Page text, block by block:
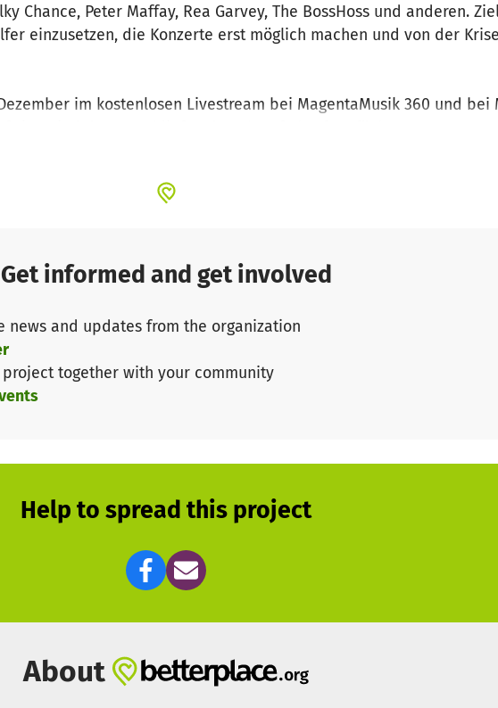
Chance, Peter Maffay, Rea Garvey, The BossHoss und anderen.
einzusetzen, die Konzerte erst möglich machen und von der
im kostenlosen Livestream bei MagentaMusik 360 und bei
Die Erlöse gehen an Crew Nation, eine Initiative von Live Nation.
Get informed and get involved
news and updates from the organization
together with your community
Help to spread this project
About